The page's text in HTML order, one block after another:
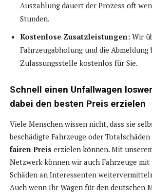
Auszahlung dauert der Prozess oft
Stunden.
Kostenlose Zusatzleistungen: Wir
Fahrzeugabholung und die Abmeldung
Zulassungsstelle kostenlos für Sie.
Schnell einen Unfallwagen
dabei den besten Preis erzielen
Viele Menschen wissen nicht, dass sie
beschädigte Fahrzeuge oder
fairen Preis erzielen können. Mit
Netzwerk können wir auch Fahrzeuge
Schäden an Interessenten
Auch wenn Ihr Wagen für den deutschen